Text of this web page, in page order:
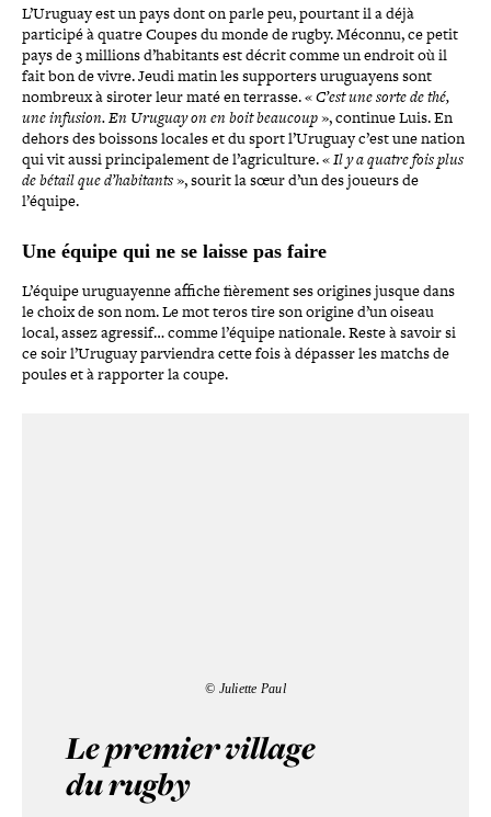
L’Uruguay est un pays dont on parle peu, pourtant il a déjà
participé à quatre Coupes du monde de rugby. Méconnu, ce petit
pays de 3 millions d’habitants est décrit comme un endroit où il
fait bon de vivre. Jeudi matin les sup­por­ters uru­guayens sont
nombreux à siroter leur maté en terrasse. «C’est une sorte de thé,
une infusion. En Uruguay on en boit beaucoup», continue Luis. En
dehors des boissons locales et du sport l’Uruguay c’est une nation
qui vit aussi prin­ci­pa­le­ment de l’agriculture. «Ilyaquatrefoisplus
debétailqued’habitants», sourit la sœur d’un des joueurs de
l’équipe.
Une équipe qui ne se laisse pas faire
L’équipe uru­guayenne affiche fièrement ses origines jusque dans
le choix de son nom. Le mot teros tire son origine d’un oiseau
local, assez agressif… comme l’équipe nationale. Reste à savoir si
ce soir l’Uruguay par­vien­dra cette fois à dépasser les matchs de
poules et à rapporter la coupe.
©️ Juliette Paul
Le premier village
du rugby